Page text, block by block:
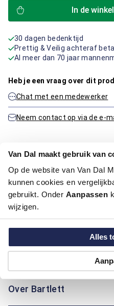
Van Dal maakt gebruik van
Op de website van Van Dal
kunnen cookies en
gebruikt. Onder Aanpassen
wijzigen.
Alles
In de
30 dagen bedenktijd
Prettig & Veilig achteraf
Al meer dan 70 jaar
Heb je een vraag over dit
Chat met een medewerker
Neem contact op via de e-
Productinformatie
Artikelnummer
1016170-
Kleur:
Ecru / Kit,
Materiaal:
Pasvorm:
Regular Fit
Motief:
Uni motief
Over Bartlett